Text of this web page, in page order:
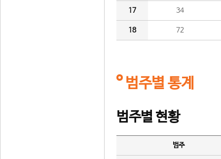
17 34
18 72
범주별 통계
범주별 현황
범주